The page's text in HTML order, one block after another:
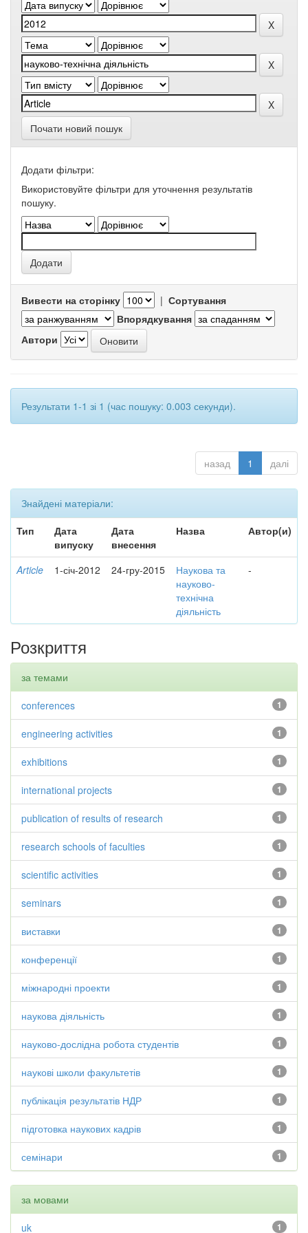
Почати новий пошук
Додати фільтри:
Використовуйте фільтри для уточнення результатів
пошуку.
Вивести на сторінку | Сортування
Впорядкування
Автори
Результати 1-1 зі 1 (час пошуку: 0.003 секунди).
назад 1 далі
Знайдені матеріали:
Тип
Дата
випуску
Дата
внесення
Назва Автор(и)
Article 1-січ-2012 24-гру-2015
Наукова та
науково-
технічна
діяльність
-
Розкриття
за темами
1
conferences
1
engineering activities
1
exhibitions
1
international projects
1
publication of results of research
1
research schools of faculties
1
scientific activities
1
seminars
1
виставки
1
конференції
1
міжнародні проекти
1
наукова діяльність
1
науково-дослідна робота студентів
1
наукові школи факультетів
1
публікація результатів НДР
1
підготовка наукових кадрів
1
семінари
за мовами
1
uk